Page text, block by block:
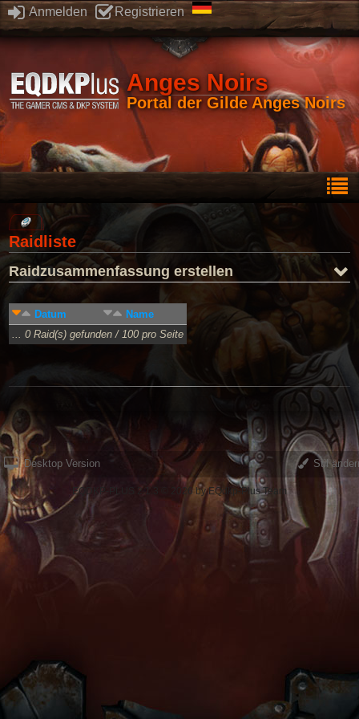
Anmelden Registrieren
Anges Noirs
Portal der Gilde Anges Noirs
Raidliste
Raidzusammenfassung erstellen
Datum
Name
... 0 Raid(s) gefunden / 100 pro Seite
Desktop Version Stil
EQDKP-PLUS 2.1.3 © 2026 by EQdkp-Plus Team